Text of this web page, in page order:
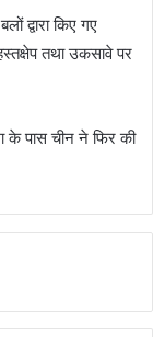
द्वारा किए गए
तथा उकसावे पर
के पास चीन ने फिर की